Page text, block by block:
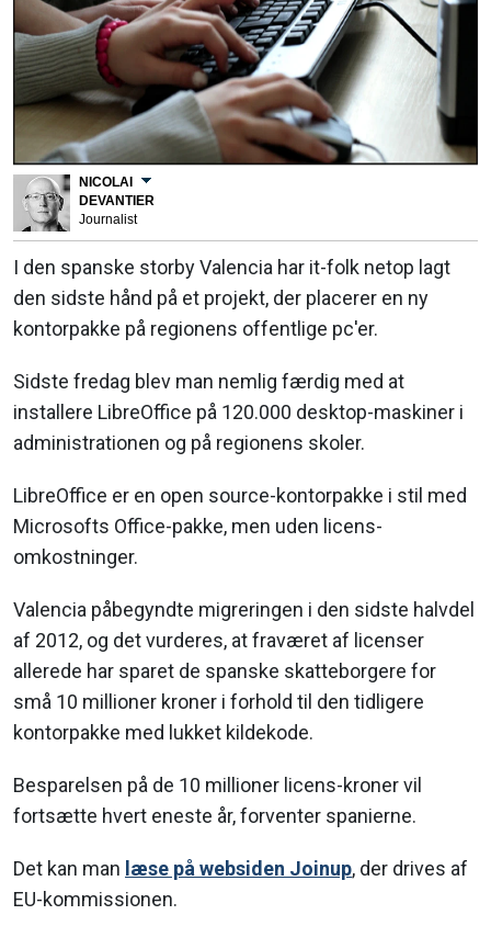
NICOLAI
DEVANTIER
Journalist
I den spanske storby Valencia har it-folk netop lagt
den sidste hånd på et projekt, der placerer en ny
kontorpakke på regionens offentlige pc'er.
Sidste fredag blev man nemlig færdig med at
installere LibreOffice på 120.000 desktop-maskiner i
administrationen og på regionens skoler.
LibreOffice er en open source-kontorpakke i stil med
Microsofts Office-pakke, men uden licens-
omkostninger.
Valencia påbegyndte migreringen i den sidste halvdel
af 2012, og det vurderes, at fraværet af licenser
allerede har sparet de spanske skatteborgere for
små 10 millioner kroner i forhold til den tidligere
kontorpakke med lukket kildekode.
Besparelsen på de 10 millioner licens-kroner vil
fortsætte hvert eneste år, forventer spanierne.
Det kan man læse på websiden Joinup, der drives af
EU-kommissionen.